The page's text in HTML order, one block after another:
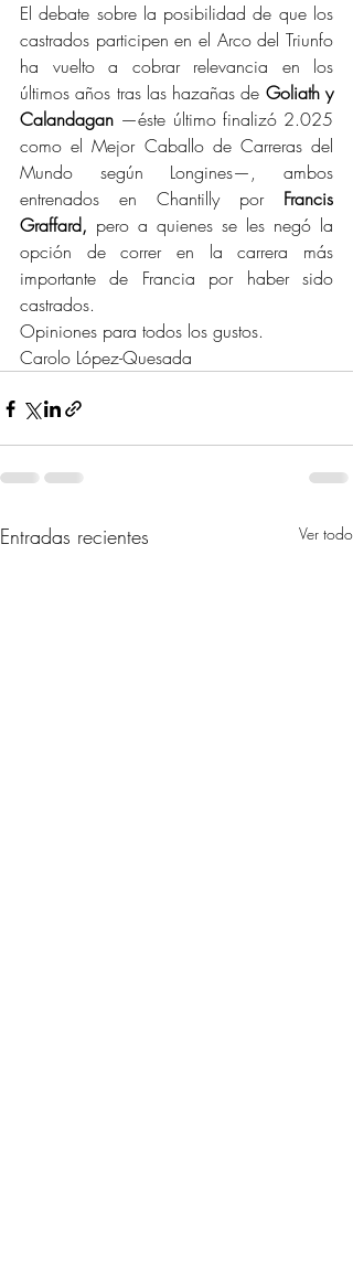
El debate sobre la posibilidad de que los
castrados participen en el Arco del Triunfo
ha vuelto a cobrar relevancia en los
últimos años tras las hazañas de Goliath y
Calandagan —éste último finalizó 2.025
como el Mejor Caballo de Carreras del
Mundo según Longines—, ambos
entrenados en Chantilly por Francis
Graffard, pero a quienes se les negó la
opción de correr en la carrera más
importante de Francia por haber sido
castrados.
Opiniones para todos los gustos.
Carolo López-Quesada
Entradas recientes Ver todo